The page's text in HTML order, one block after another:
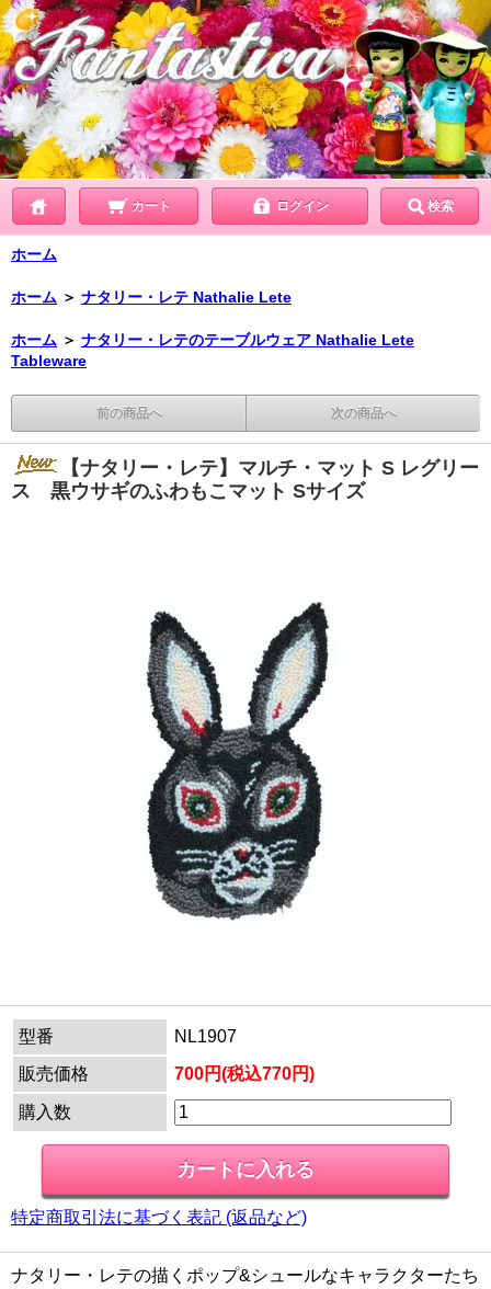
カート ログイン 検索
ホーム
ホーム ＞ ナタリー・レテ Nathalie Lete
ホーム ＞ ナタリー・レテのテーブルウェア Nathalie Lete
Tableware
前の商品へ 次の商品へ
【ナタリー・レテ】マルチ・マット S レグリー
ス 黒ウサギのふわもこマット Sサイズ
型番
NL1907
販売価格
700円(税込770円)
購入数
特定商取引法に基づく表記 (返品など)
ナタリー・レテの描くポップ&シュールなキャラクターたち